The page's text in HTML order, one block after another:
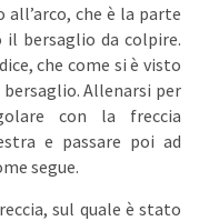
che è la parte
il bersaglio da colpire.
che come si è visto
Allenarsi per
con la freccia
e passare poi ad
segue.
sul quale è stato